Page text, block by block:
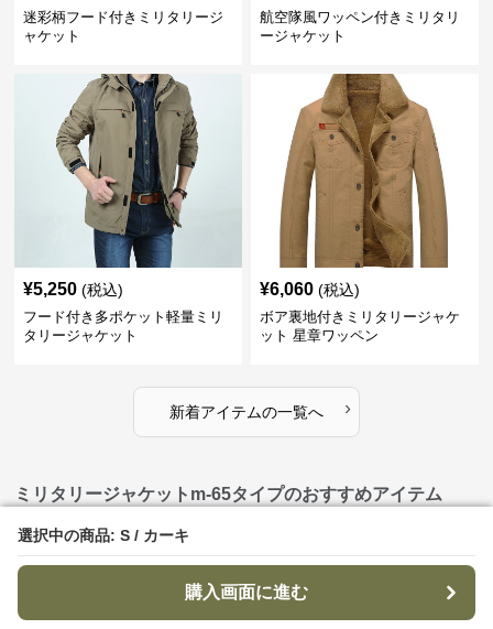
選択中の商品: S / カーキ
購入画面に進む
選択中の商品: S / カーキ
購入画面に進む
迷彩柄フード付きミリタリージ
ャケット
航空隊風ワッペン付きミリタリ
ージャケット
¥5,250 (税込)
フード付き多ポケット軽量ミリ
タリージャケット
¥6,060 (税込)
ボア裏地付きミリタリージャケ
ット 星章ワッペン
新着アイテムの一覧へ ›
ミリタリージャケットm-65タイプのおすすめアイテム